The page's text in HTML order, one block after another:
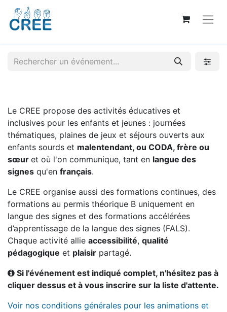
Le CREE propose des activités éducatives et
inclusives pour les enfants et jeunes : journées
thématiques, plaines de jeux et séjours ouverts aux
enfants sourds et malentendant, ou CODA, frère ou
sœur et où l'on communique, tant en langue des
signes qu'en français.
Le CREE organise aussi des formations continues, des
formations au permis théorique B uniquement en
langue des signes et des formations accélérées
d’apprentissage de la langue des signes (FALS).
Chaque activité allie accessibilité, qualité
pédagogique et plaisir partagé.
Si l'événement est indiqué complet, n'hésitez pas à
cliquer dessus et à vous inscrire sur la liste d'attente.
Voir nos conditions générales pour les animations et